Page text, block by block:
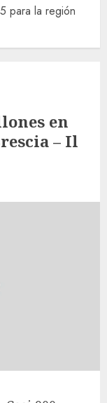
para la región
en
– Il